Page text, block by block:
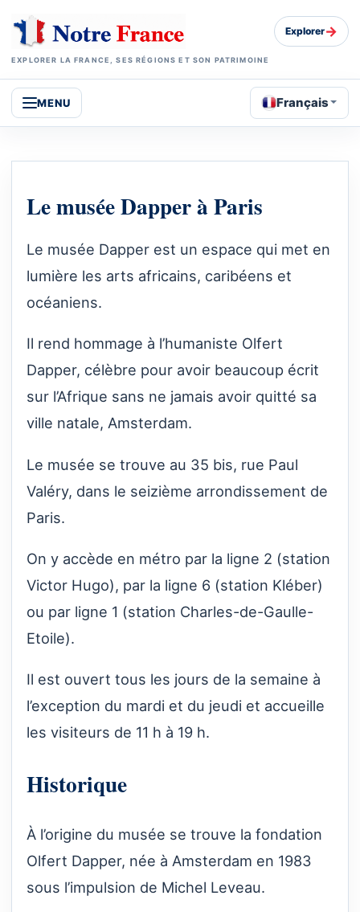
EXPLORER LA FRANCE, SES RÉGIONS ET SON PATRIMOINE
Explorer→
MENU Français
Le musée Dapper à Paris
Le musée Dapper est un espace qui met en
lumière les arts africains, caribéens et
océaniens.
Il rend hommage à l’humaniste Olfert
Dapper, célèbre pour avoir beaucoup écrit
sur l’Afrique sans ne jamais avoir quitté sa
ville natale, Amsterdam.
Le musée se trouve au 35 bis, rue Paul
Valéry, dans le seizième arrondissement de
Paris.
On y accède en métro par la ligne 2 (station
Victor Hugo), par la ligne 6 (station Kléber)
ou par ligne 1 (station Charles-de-Gaulle-
Etoile).
Il est ouvert tous les jours de la semaine à
l’exception du mardi et du jeudi et accueille
les visiteurs de 11 h à 19 h.
Historique
À l’origine du musée se trouve la fondation
Olfert Dapper, née à Amsterdam en 1983
sous l’impulsion de Michel Leveau.